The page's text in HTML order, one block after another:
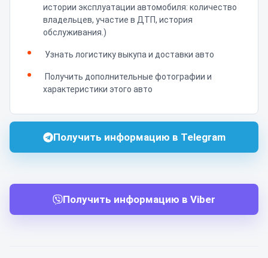
истории эксплуатации автомобиля: количество
владельцев, участие в ДТП, история
обслуживания.)
Узнать логистику выкупа и доставки авто
Получить дополнительные фотографии и
характеристики этого авто
Получить информацию в Telegram
Получить информацию в Viber